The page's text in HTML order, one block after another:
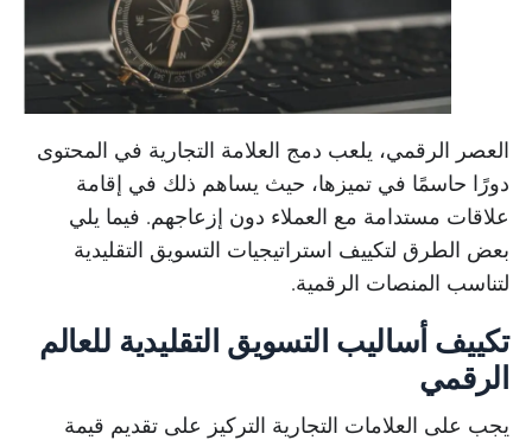
العصر الرقمي، يلعب دمج العلامة التجارية في المحتوى
دورًا حاسمًا في تميزها، حيث يساهم ذلك في إقامة
علاقات مستدامة مع العملاء دون إزعاجهم. فيما يلي
بعض الطرق لتكييف استراتيجيات التسويق التقليدية
لتناسب المنصات الرقمية.
تكييف أساليب التسويق التقليدية للعالم
الرقمي
يجب على العلامات التجارية التركيز على تقديم قيمة